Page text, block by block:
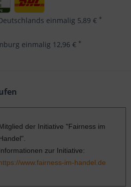
einmalig 5,89 € *
einmalig 12,96 € *
der Initiative "Fairness im
zur Initiative:
www.fairness-im-handel.de